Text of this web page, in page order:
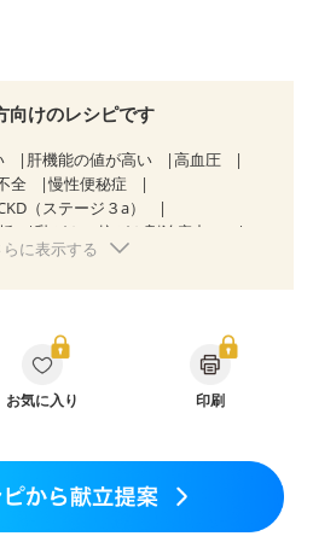
向けのレシピです
肝機能の値が高い
高血圧
全
慢性便秘症
（ステージ３a）
乳がん（抗がん剤治療中）
乳がん（放射線治療中）
作り）
更年期
らに表示する
お気に入り 印刷